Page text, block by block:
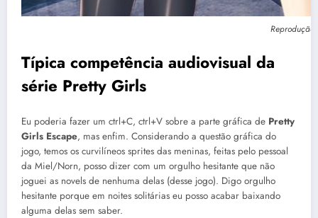
Típica competência audiovisual da
série Pretty Girls
Eu poderia fazer um ctrl+C, ctrl+V sobre a parte gráfica de Pretty
Girls Escape, mas enfim. Considerando a questão gráfica do
jogo, temos os curvilíneos sprites das meninas, feitas pelo pessoal
da Miel/Norn, posso dizer com um orgulho hesitante que não
joguei as novels de nenhuma delas (desse jogo). Digo orgulho
hesitante porque em noites solitárias eu posso acabar baixando
alguma delas sem saber.